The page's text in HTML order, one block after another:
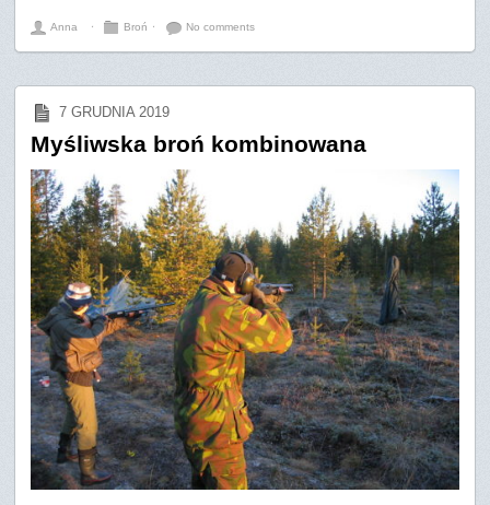
Anna ⋅ Broń ⋅ No comments
7 GRUDNIA 2019
Myśliwska broń kombinowana